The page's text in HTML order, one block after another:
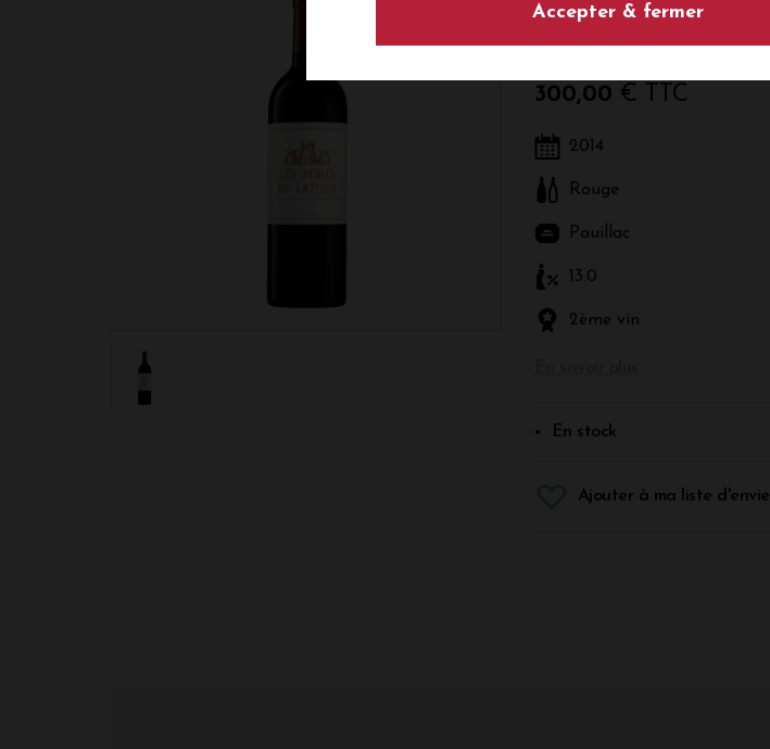
Accepter & fermer
Rouge - Bordeaux - Pauillac
300,00 € TTC
2014
Rouge
Pauillac
13.0
2ème vin
En stock
Ajouter à ma liste d'envie